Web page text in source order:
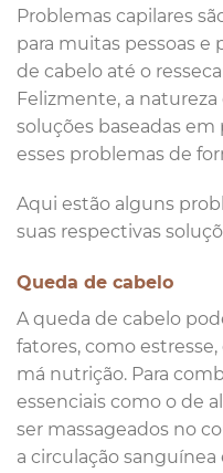
Problemas capilares
para muitas pessoas e
de cabelo até o
Felizmente, a
soluções baseadas
esses problemas de
Aqui estão alguns
suas respectivas
Queda de cabelo
A queda de cabelo
fatores, como
má nutrição. Para
essenciais como o de
ser massageados no
a circulação